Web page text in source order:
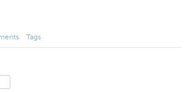
Tags